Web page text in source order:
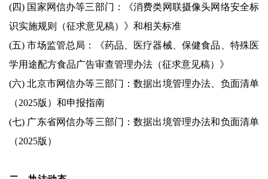
(四) 国家网信办等三部门：《消费类网联摄像头网络安全标
识实施规则（征求意见稿）》和相关标准
(五) 市场监管总局：《药品、医疗器械、保健食品、特殊医
学用途配方食品广告审查管理办法（征求意见稿）》
(六) 北京市网信办等三部门：数据出境管理办法、负面清单
（2025版）和申报指南
(七) 广东省网信办等三部门：数据出境管理办法和负面清单
（2025版）